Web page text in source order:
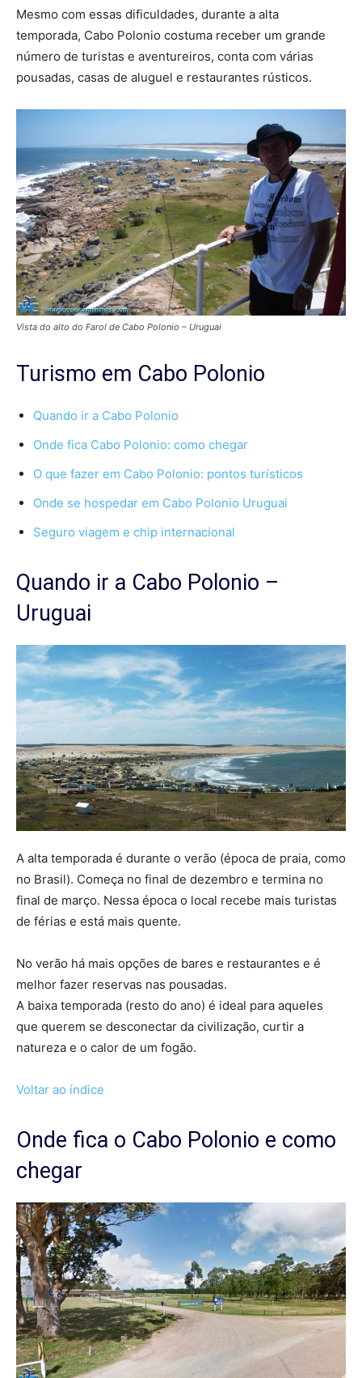
Mesmo com essas dificuldades, durante a alta
temporada, Cabo Polonio costuma receber um grande
número de turistas e aventureiros, conta com várias
pousadas, casas de aluguel e restaurantes rústicos.
Vista do alto do Farol de Cabo Polonio – Uruguai
Turismo em Cabo Polonio
Quando ir a Cabo Polonio
Onde fica Cabo Polonio: como chegar
O que fazer em Cabo Polonio: pontos turísticos
Onde se hospedar em Cabo Polonio Uruguai
Seguro viagem e chip internacional
Quando ir a Cabo Polonio –
Uruguai
A alta temporada é durante o verão (época de praia, como
no Brasil). Começa no final de dezembro e termina no
final de março. Nessa época o local recebe mais turistas
de férias e está mais quente.
No verão há mais opções de bares e restaurantes e é
melhor fazer reservas nas pousadas.
A baixa temporada (resto do ano) é ideal para aqueles
que querem se desconectar da civilização, curtir a
natureza e o calor de um fogão.
Voltar ao índice
Onde fica o Cabo Polonio e como
chegar